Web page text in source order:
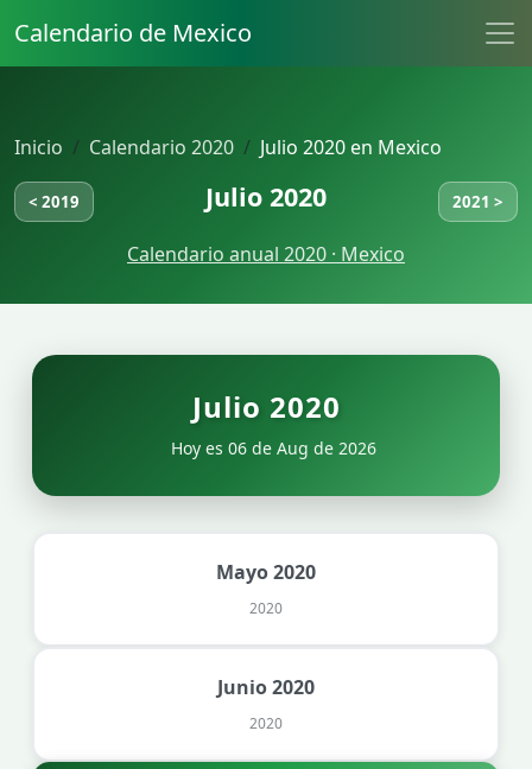
Calendario de Mexico
Inicio Calendario 2020 Julio 2020 en Mexico
< 2019 Julio 2020 2021 >
Calendario anual 2020 · Mexico
Julio 2020
Hoy es 06 de Aug de 2026
Mayo 2020
2020
Junio 2020
2020